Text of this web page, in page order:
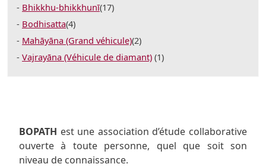
BOPATH est une association d’étude collaborative
ouverte à toute personne, quel que soit son
niveau de connaissance.
Bhikkhu-bhikkhunī(17)
Bodhisatta(4)
Mahāyāna (Grand véhicule)(2)
Vajrayāna (Véhicule de diamant) (1)